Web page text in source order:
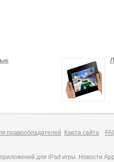
правообладателей Карта сайта
для iPad игры. Новости